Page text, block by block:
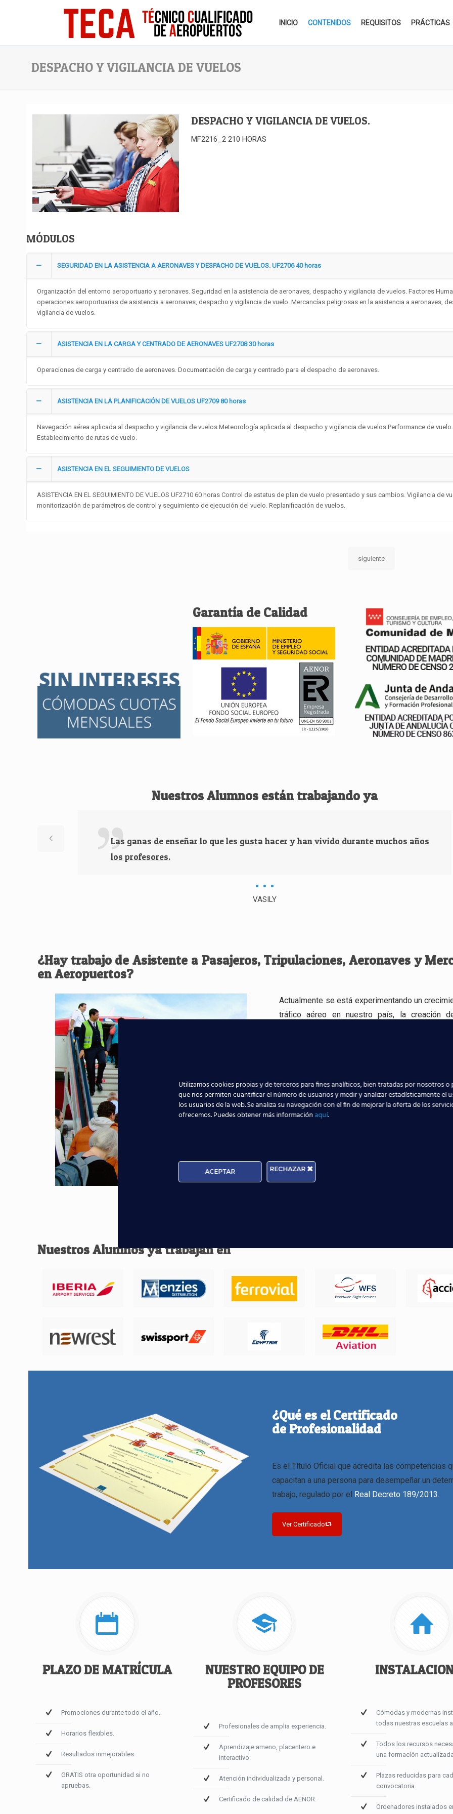
INICIO CONTENIDOS REQUISITOS PRÁCTICAS
DESPACHO Y VIGILANCIA DE VUELOS
DESPACHO Y VIGILANCIA DE VUELOS.
MF2216_2 210 HORAS
MÓDULOS
SEGURIDAD EN LA ASISTENCIA A AERONAVES Y DESPACHO DE VUELOS. UF2706 40 horas
Organización del entorno aeroportuario y aeronaves. Seguridad en la asistencia de aeronaves, despacho y vigilancia de vuelos. Factores
operaciones aeroportuarias de asistencia a aeronaves, despacho y vigilancia de vuelo. Mercancías peligrosas en la asistencia a aeronaves,
vigilancia de vuelos.
ASISTENCIA EN LA CARGA Y CENTRADO DE AERONAVES UF2708 30 horas
Operaciones de carga y centrado de aeronaves. Documentación de carga y centrado para el despacho de aeronaves.
ASISTENCIA EN LA PLANIFICACIÓN DE VUELOS UF2709 80 horas
Navegación aérea aplicada al despacho y vigilancia de vuelos Meteorología aplicada al despacho y vigilancia de vuelos Performance de vuelo.
Establecimiento de rutas de vuelo.
ASISTENCIA EN EL SEGUIMIENTO DE VUELOS
ASISTENCIA EN EL SEGUIMIENTO DE VUELOS UF2710 60 horas Control de estatus de plan de vuelo presentado y sus cambios. Vigilancia de
monitorización de parámetros de control y seguimiento de ejecución del vuelo. Replanificación de vuelos.
siguiente
Garantía de Calidad
Nuestros Alumnos están trabajando ya
Las ganas de enseñar lo que les gusta hacer y han vivido durante muchos años
los profesores.
VASILY
¿Hay trabajo de Asistente a Pasajeros, Tripulaciones, Aeronaves y
en Aeropuertos?
Actualmente se está experimentando un
tráfico aéreo en nuestro país, la creación
Se trata de unaprometedora carrerapara la
un puesto de trabajo estable en la
desempeñando todas aquellas categorías
tenemos
Nuestros Alumnos ya trabajan en
¿Qué es el Certificado
de Profesionalidad
Es el Título Oficial que acredita las competencias
capacitan a una persona para desempeñar un
trabajo, regulado por el
Real Decreto 189/2013.
Ver Certificado
PLAZO DE MATRÍCULA
Promociones durante todo el año.
Horarios flexibles.
Resultados inmejorables.
GRATIS otra oportunidad si no
apruebas.
NUESTRO EQUIPO DE
PROFESORES
Profesionales de amplia experiencia.
Aprendizaje ameno, placentero e
interactivo.
Atención individualizada y personal.
Certificado de calidad de AENOR.
Cómodas y modernas
todas nuestras escuelas
Todos los recursos
una formación
Plazas reducidas para
convocatoria.
Ordenadores instalados
Utilizamos cookies propias y de terceros para fines analíticos, bien tratadas por nosotros
que nos permiten cuantificar el número de usuarios y medir y analizar estadísticamente el
los usuarios de la web. Se analiza su navegación con el fin de mejorar la oferta de los
ofrecemos. Puedes obtener más informaciónaquí.
ACEPTAR RECHAZAR